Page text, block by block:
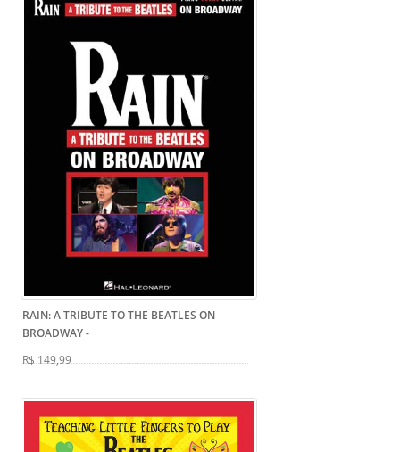
RAIN: A TRIBUTE TO THE BEATLES ON
BROADWAY-
R$ 149,99